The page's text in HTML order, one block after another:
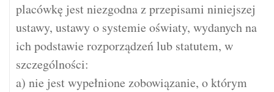
placówkę jest niezgodna z przepisami niniejszej
ustawy, ustawy o systemie oświaty, wydanych na
ich podstawie rozporządzeń lub statutem, w
szczególności:
a) nie jest wypełnione zobowiązanie, o którym